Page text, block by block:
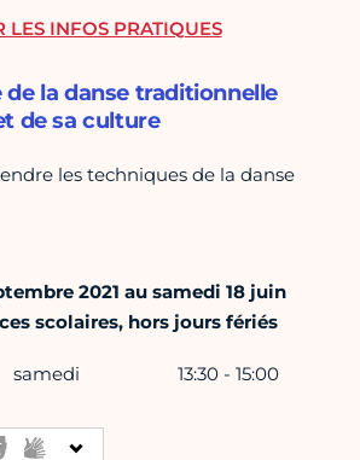
la danse traditionnelle
de sa culture
les techniques de la danse
2021 au samedi 18 juin
scolaires, hors jours fériés
samedi 13:30 - 15:00
LES INFOS PRATIQUES